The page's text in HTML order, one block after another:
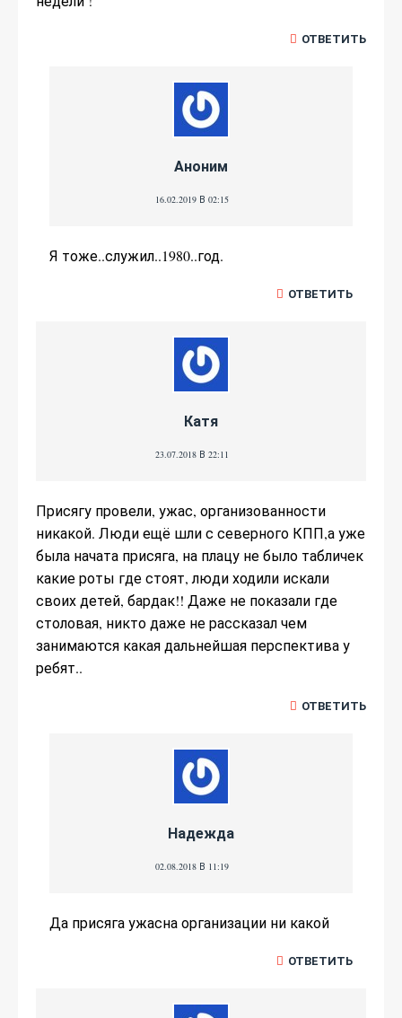
ОТВЕТИТЬ
Аноним
16.02.2019 В 02:15
Я тоже..служил..1980..год.
ОТВЕТИТЬ
Катя
23.07.2018 В 22:11
Присягу провели, ужас, организованности
никакой. Люди ещё шли с северного КПП,а уже
была начата присяга, на плацу не было табличек
какие роты где стоят, люди ходили искали
своих детей, бардак!! Даже не показали где
столовая, никто даже не рассказал чем
занимаются какая дальнейшая перспектива у
ребят..
ОТВЕТИТЬ
Надежда
02.08.2018 В 11:19
Да присяга ужасна организации ни какой
ОТВЕТИТЬ